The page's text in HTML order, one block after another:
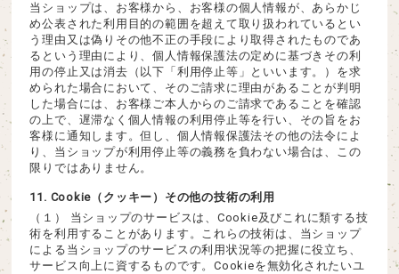
当ショップは、お客様から、お客様の個人情報が、あらかじ
め公表された利用目的の範囲を超えて取り扱われているとい
う理由又は偽りその他不正の手段により取得されたものであ
るという理由により、個人情報保護法の定めに基づきその利
用の停止又は消去（以下「利用停止等」といいます。）を求
められた場合において、そのご請求に理由があることが判明
した場合には、お客様ご本人からのご請求であることを確認
の上で、遅滞なく個人情報の利用停止等を行い、その旨をお
客様に通知します。但し、個人情報保護法その他の法令によ
り、当ショップが利用停止等の義務を負わない場合は、この
限りではありません。
11. Cookie（クッキー）その他の技術の利用
（１） 当ショップのサービスは、Cookie及びこれに類する技
術を利用することがあります。これらの技術は、当ショップ
による当ショップのサービスの利用状況等の把握に役立ち、
サービス向上に資するものです。Cookieを無効化されたいユ